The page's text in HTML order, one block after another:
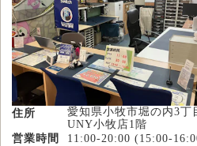
住所
愛知県小牧市堀の内3丁
UNY小牧店1階
営業時間
11:00-20:00 (15:00-